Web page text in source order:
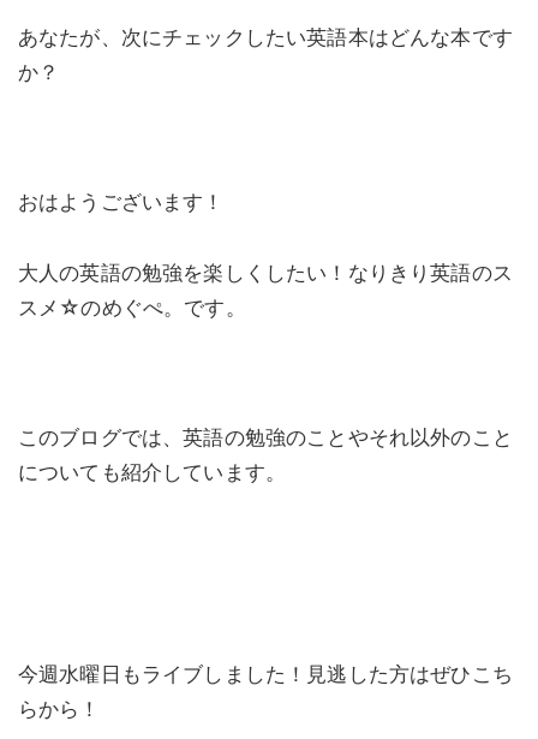
あなたが、次にチェックしたい英語本はどんな本です
か？
おはようございます！
大人の英語の勉強を楽しくしたい！なりきり英語のス
スメ☆のめぐぺ。です。
このブログでは、英語の勉強のことやそれ以外のこと
についても紹介しています。
今週水曜日もライブしました！見逃した方はぜひこち
らから！